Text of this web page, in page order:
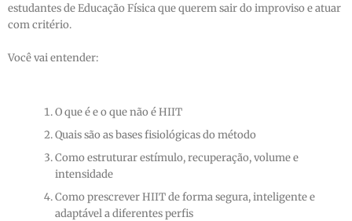
estudantes de Educação Física que querem sair do improviso e atuar
com critério.
Você vai entender:
O que é e o que não é HIIT
Quais são as bases fisiológicas do método
Como estruturar estímulo, recuperação, volume e
intensidade
Como prescrever HIIT de forma segura, inteligente e
adaptável a diferentes perfis